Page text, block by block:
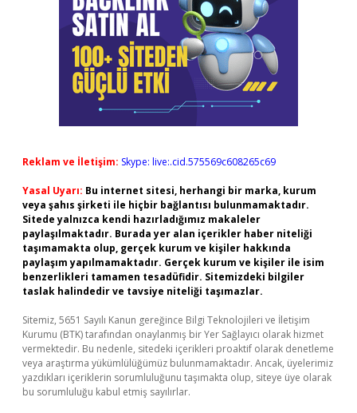
Reklam ve İletişim: Skype: live:.cid.575569c608265c69
Yasal Uyarı: Bu internet sitesi, herhangi bir marka, kurum
veya şahıs şirketi ile hiçbir bağlantısı bulunmamaktadır.
Sitede yalnızca kendi hazırladığımız makaleler
paylaşılmaktadır. Burada yer alan içerikler haber niteliği
taşımamakta olup, gerçek kurum ve kişiler hakkında
paylaşım yapılmamaktadır. Gerçek kurum ve kişiler ile isim
benzerlikleri tamamen tesadüfidir. Sitemizdeki bilgiler
taslak halindedir ve tavsiye niteliği taşımazlar.
Sitemiz, 5651 Sayılı Kanun gereğince Bilgi Teknolojileri ve İletişim
Kurumu (BTK) tarafından onaylanmış bir Yer Sağlayıcı olarak hizmet
vermektedir. Bu nedenle, sitedeki içerikleri proaktif olarak denetleme
veya araştırma yükümlülüğümüz bulunmamaktadır. Ancak, üyelerimiz
yazdıkları içeriklerin sorumluluğunu taşımakta olup, siteye üye olarak
bu sorumluluğu kabul etmiş sayılırlar.